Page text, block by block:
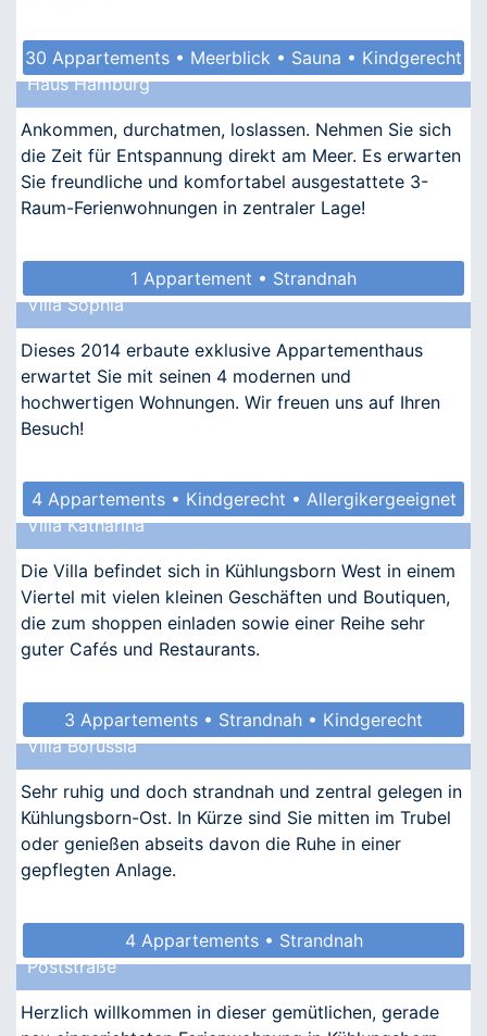
30 Appartements • Meerblick • Sauna • Kindgerecht
Haus Hamburg
Ankommen, durchatmen, loslassen. Nehmen Sie sich
die Zeit für Entspannung direkt am Meer. Es erwarten
Sie freundliche und komfortabel ausgestattete 3-
Raum-Ferienwohnungen in zentraler Lage!
1 Appartement • Strandnah
Villa Sophia
Dieses 2014 erbaute exklusive Appartementhaus
erwartet Sie mit seinen 4 modernen und
hochwertigen Wohnungen. Wir freuen uns auf Ihren
Besuch!
4 Appartements • Kindgerecht • Allergikergeeignet
Villa Katharina
Die Villa befindet sich in Kühlungsborn West in einem
Viertel mit vielen kleinen Geschäften und Boutiquen,
die zum shoppen einladen sowie einer Reihe sehr
guter Cafés und Restaurants.
3 Appartements • Strandnah • Kindgerecht
Villa Borussia
Sehr ruhig und doch strandnah und zentral gelegen in
Kühlungsborn-Ost. In Kürze sind Sie mitten im Trubel
oder genießen abseits davon die Ruhe in einer
gepflegten Anlage.
4 Appartements • Strandnah
Poststraße
Herzlich willkommen in dieser gemütlichen, gerade